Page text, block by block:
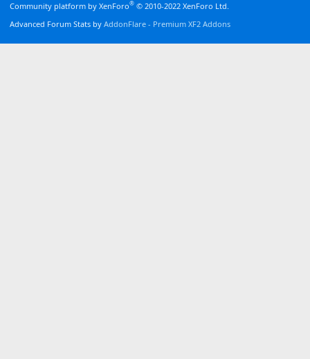
Community platform by XenForo® © 2010-2022 XenForo Ltd.
Advanced Forum Stats by AddonFlare - Premium XF2 Addons